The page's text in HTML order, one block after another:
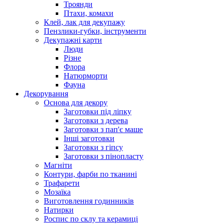
Троянди
Птахи, комахи
Клей, лак для декупажу
Пензлики-губки, інструменти
Декупажні карти
Люди
Різне
Флора
Натюрморти
Фауна
Декорування
Основа для декору
Заготовки під ліпку
Заготовки з дерева
Заготовки з пап'є маше
Інші заготовки
Заготовки з гіпсу
Заготовки з пінопласту
Магніти
Контури, фарби по тканині
Трафарети
Мозаїка
Виготовлення годинників
Натирки
Роспис по склу та керамиці